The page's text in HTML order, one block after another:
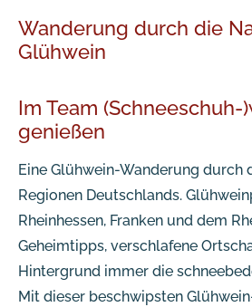
Wanderung durch die
Glühwein
Im Team
genießen
Eine Glühwein-Wanderung durch
Regionen Deutschlands.
Rheinhessen, Franken und dem
Geheimtipps, verschlafene
Hintergrund immer die
Mit dieser beschwipsten